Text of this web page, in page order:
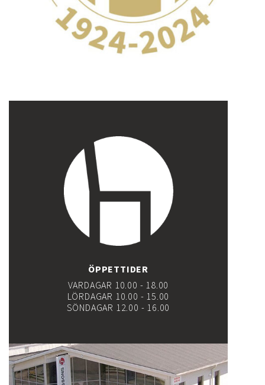
ÖPPETTIDER
VARDAGAR 10.00 - 18.00
LÖRDAGAR 10.00 - 15.00
SÖNDAGAR 12.00 - 16.00